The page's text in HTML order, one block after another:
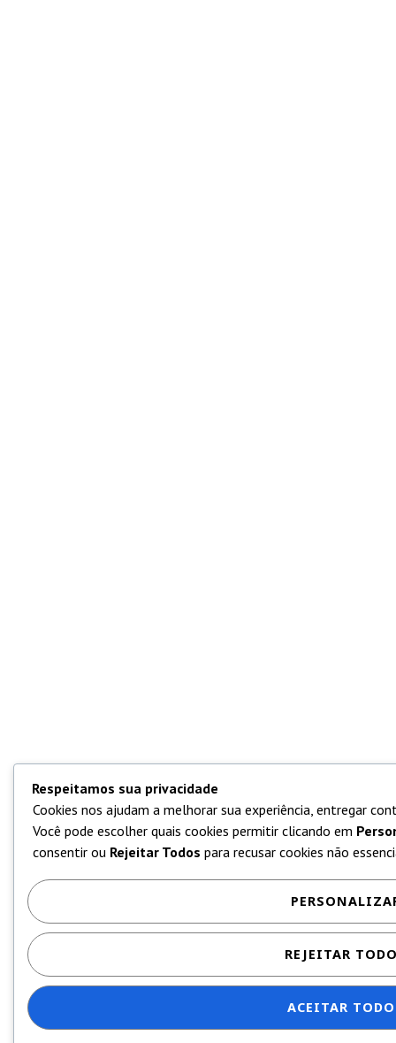
Respeitamos sua privacidade
Cookies nos ajudam a melhorar sua experiência, entregar
Você pode escolher quais cookies permitir clicando em
consentir ou Rejeitar Todos para recusar cookies não
REJEITAR
ACEITAR